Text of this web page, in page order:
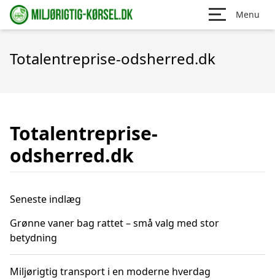
Menu
Totalentreprise-odsherred.dk
Totalentreprise-
odsherred.dk
Seneste indlæg
Grønne vaner bag rattet – små valg med stor
betydning
Miljørigtig transport i en moderne hverdag